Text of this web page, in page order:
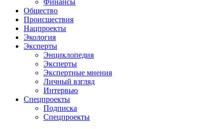
Финансы
Общество
Происшествия
Нацпроекты
Экология
Эксперты
Энциклопедия
Эксперты
Экспертные мнения
Личный взгляд
Интервью
Спецпроекты
Подписка
Спецпроекты